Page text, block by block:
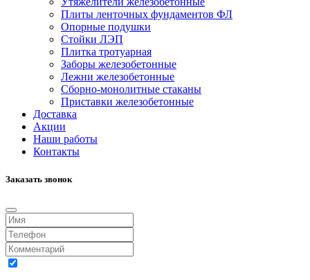
Плиты ленточных фундаментов ФЛ
Опорные подушки
Стойки ЛЭП
Плитка тротуарная
Заборы железобетонные
Лежни железобетонные
Сборно-монолитные стаканы
Приставки железобетонные
Доставка
Акции
Наши работы
Контакты
Заказать звонок